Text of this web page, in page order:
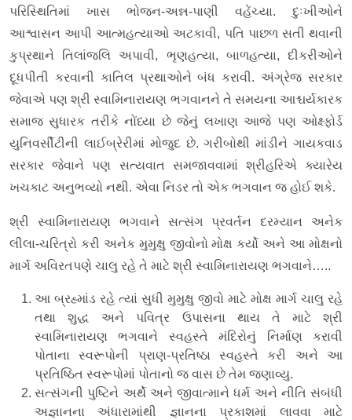
પરિસ્થિતિમાં ખાસ ભોજન-અન્ન-પાણી વહેંચ્યા. દુઃખીઓને
આશ્વાસન આપી આત્મહત્યાઓ અટકાવી, પતિ પાછળ સતી થવાની
કુપ્રથાને તિલાંજલિ અપાવી, ભૃણહત્યા, બાળહત્યા, દીકરીઓને
દૂધપીતી કરવાની કાતિલ પ્રથાઓને બંધ કરાવી. અંગ્રેજ સરકાર
જેવાએ પણ શ્રી સ્વામિનારાયણ ભગવાનને તે સમયના આશ્ચર્યકારક
સમાજ સુધારક તરીકે નોંધ્યા છે જેનું લખાણ આજે પણ ઓક્ષ્ફોર્ડ
યુનિવર્સીટીની લાઈબ્રેરીમાં મોજુદ છે. ગરીબોથી માંડીને ગાયકવાડ
સરકાર જેવાને પણ સત્યવાત સમજાવવામાં શ્રીહરિએ ક્યારેય
ખચકાટ અનુભવ્યો નથી. એવા નિડર તો એક ભગવાન જ હોઈ શકે.
શ્રી સ્વામિનારાયણ ભગવાને સત્સંગ પ્રવર્તન દરમ્યાન અનેક
લીલા-ચરિત્રો કરી અનેક મુમુક્ષુ જીવોનો મોક્ષ કર્યો અને આ મોક્ષનો
માર્ગ અવિરતપણે ચાલુ રહે તે માટે શ્રી સ્વામિનારાયણ ભગવાને…..
આ બ્રહ્માંડ રહે ત્યાં સુધી મુમુક્ષુ જીવો માટે મોક્ષ માર્ગ ચાલુ રહે
તથા શુદ્ધ અને પવિત્ર ઉપાસના થાય તે માટે શ્રી
સ્વામિનારાયણ ભગવાને સ્વહસ્તે મંદિરોનું નિર્માણ કરાવી
પોતાના સ્વરૂપોની પ્રાણ-પ્રતિષ્ઠા સ્વહસ્તે કરી અને આ
પ્રતિષ્ઠિત સ્વરૂપોમાં પોતાનો જ વાસ છે તેમ જણાવ્યુ.
સત્સંગની પુષ્ટિને અર્થે અને જીવાત્માને ધર્મ અને નીતિ સંબંધી
અજ્ઞાનના અંધારામાંથી જ્ઞાનના પ્રકાશમાં લાવવા માટે